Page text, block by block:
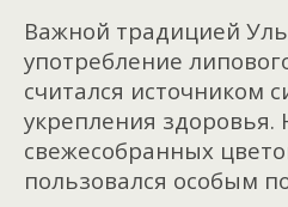
Важной традицией
употребление
считался источником
укрепления здоровья.
свежесобранных
пользовался особым